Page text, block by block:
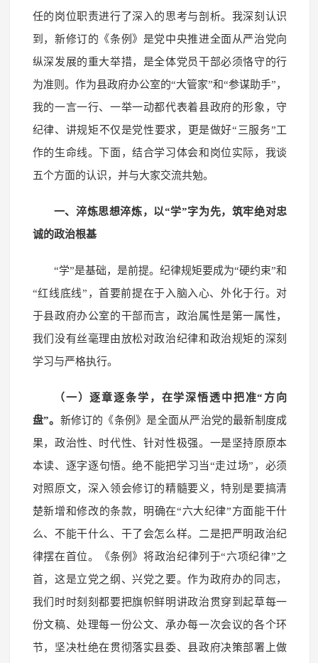
任的岗位职责进行了深入的思考与剖析。我深刻认识
到，新修订的《条例》是党中央推进全面从严治党向
纵深发展的重大举措，是全体党员干部必须恪守的行
为准则。作为县政府办公室的“大管家”和“参谋助手”，
我的一言一行、一举一动都代表着县政府的形象，守
纪律、讲规矩不仅是党性要求，更是做好“三服务”工
作的生命线。下面，结合学习体会和岗位实际，我谈
五个方面的认识，并与大家交流共勉。
一、淬炼思想淬炼，以“学”字为先，筑牢绝对忠
诚的政治根基
“学”是基础，是前提。纪律规矩要成为“硬约束”和
“红线底线”，首要前提在于入脑入心、外化于行。对
于县政府办公室的干部而言，政治属性是第一属性，
我们没有丝毫理由放松对政治纪律和政治规矩的深刻
学习与严格执行。
（一）逐章逐条学，在学深悟透中把准“方向
盘”。 新修订的《条例》是全面从严治党的最新制度成
果，政治性、时代性、针对性极强。一是坚持原原本
本读、逐字逐句悟。绝不能把学习当“走过场”，必须
对照原文，深入领会修订的精髓要义，特别是要搞清
楚新增和修改的条款，明确在“六大纪律”方面能干什
么、不能干什么、干了会怎么样。二是把严明政治纪
律摆在首位。《条例》将政治纪律列于“六项纪律”之
首，这是立党之纲、兴党之要。作为政府办的同志，
我们时时刻刻都要把旗帜鲜明讲政治贯穿到起草每一
份文稿、处理每一份公文、承办每一次会议的各个环
节，坚决杜绝在贯彻落实县委、县政府决策部署上做